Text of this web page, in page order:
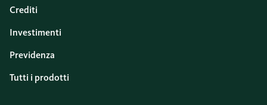
Crediti
Investimenti
Previdenza
Tutti i prodotti